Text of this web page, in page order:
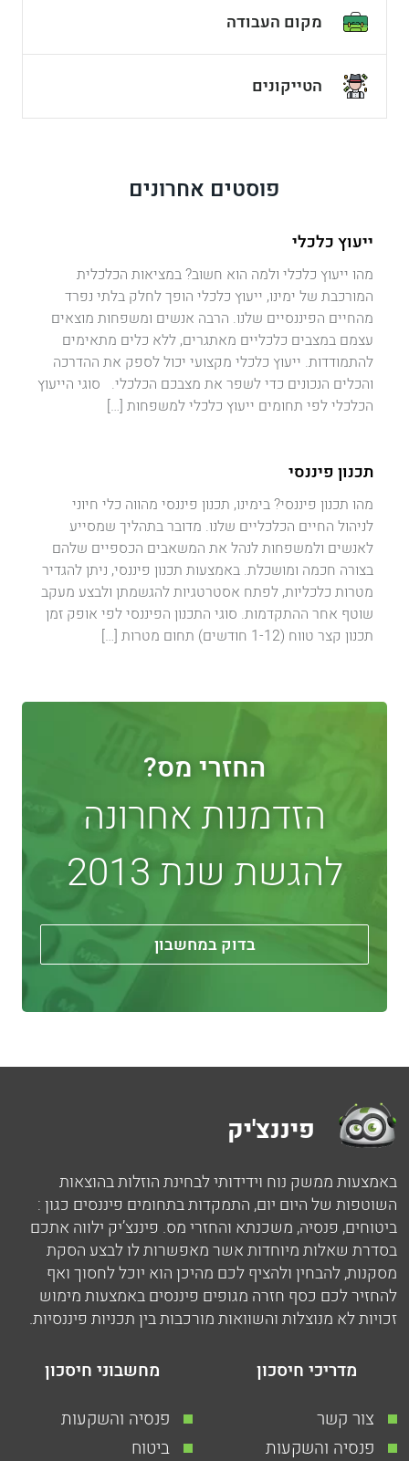
מקום העבודה
הטייקונים
פוסטים אחרונים
ייעוץ כלכלי
מהו ייעוץ כלכלי ולמה הוא חשוב? במציאות הכלכלית
המורכבת של ימינו, ייעוץ כלכלי הופך לחלק בלתי נפרד
מהחיים הפיננסיים שלנו. הרבה אנשים ומשפחות מוצאים
עצמם במצבים כלכליים מאתגרים, ללא כלים מתאימים
להתמודדות. ייעוץ כלכלי מקצועי יכול לספק את ההדרכה
והכלים הנכונים כדי לשפר את מצבכם הכלכלי. סוגי הייעוץ
הכלכלי לפי תחומים ייעוץ כלכלי למשפחות […]
תכנון פיננסי
מהו תכנון פיננסי? בימינו, תכנון פיננסי מהווה כלי חיוני
לניהול החיים הכלכליים שלנו. מדובר בתהליך שמסייע
לאנשים ולמשפחות לנהל את המשאבים הכספיים שלהם
בצורה חכמה ומושכלת. באמצעות תכנון פיננסי, ניתן להגדיר
מטרות כלכליות, לפתח אסטרטגיות להגשמתן ולבצע מעקב
שוטף אחר ההתקדמות. סוגי התכנון הפיננסי לפי אופק זמן
תכנון קצר טווח (1-12 חודשים) תחום מטרות […]
החזרי מס?
הזדמנות אחרונה
להגשת שנת 2013
בדוק במחשבון
פיננצ'יק
באמצעות ממשק נוח וידידותי לבחינת הוזלות בהוצאות
השוטפות של היום יום, התמקדות בתחומים פיננסים כגון :
ביטוחים, פנסיה, משכנתא והחזרי מס. פיננצ’יק ילווה אתכם
בסדרת שאלות מיוחדות אשר מאפשרות לו לבצע הסקת
מסקנות, להבחין ולהציף לכם מהיכן הוא יוכל לחסוך ואף
להחזיר לכם כסף חזרה מגופים פיננסים באמצעות מימוש
זכויות לא מנוצלות והשוואות מורכבות בין תכניות פיננסיות.
מדריכי חיסכון
צור קשר
פנסיה והשקעות
מחשבוני חיסכון
פנסיה והשקעות
ביטוח